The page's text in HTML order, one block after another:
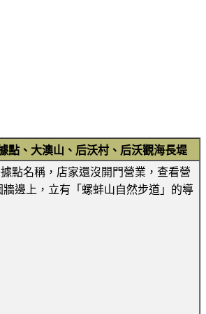
點、大澳山、后沃村、后沃觀海長堤
點名稱，店家還沒開門營業，查看營
邊上，立有「螺蚌山自然步道」的導